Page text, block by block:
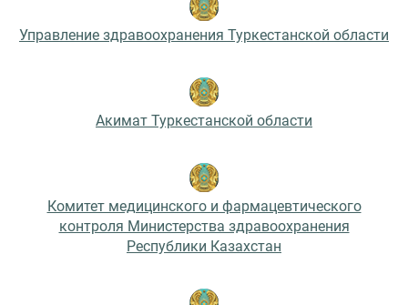
Управление здравоохранения Туркестанской области
Акимат Туркестанской области
Комитет медицинского и фармацевтического
контроля Министерства здравоохранения
Республики Казахстан